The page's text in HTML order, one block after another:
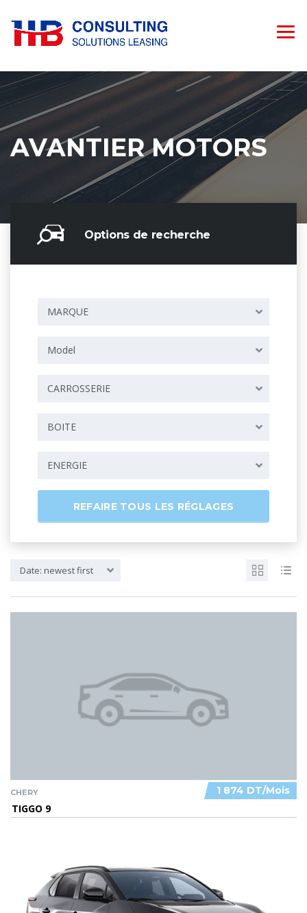
AVANTIER MOTORS
Options de recherche
MARQUE
Model
CARROSSERIE
BOITE
ENERGIE
REFAIRE TOUS LES RÉGLAGES
Date: newest first
1 874 DT/Mois
CHERY
TIGGO 9